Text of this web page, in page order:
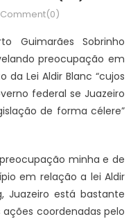
Comment(0)
Guimarães Sobrinho
preocupação em
Lei Aldir Blanc “cujos
federal se Juazeiro
de forma célere”
minha e de
em relação a lei Aldir
Juazeiro está bastante
coordenadas pelo